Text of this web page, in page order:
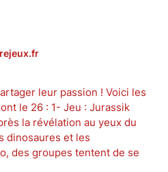
leur passion ! Voici les
le 26 : 1- Jeu : Jurassik
la révélation au yeux du
dinosaures et les
des groupes tentent de se